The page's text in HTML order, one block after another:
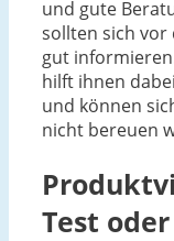
und gute
sollten sich vor
gut
hilft ihnen
und können
nicht bereuen
Test